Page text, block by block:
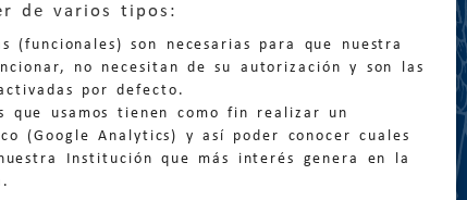
de varios tipos:
(funcionales) son necesarias para que nuestra
no necesitan de su autorización y son las
por defecto.
que usamos tienen como fin realizar un
(Google Analytics) y así poder conocer cuales
Institución que más interés genera en la
general:
900 210 210/ 976 399 354